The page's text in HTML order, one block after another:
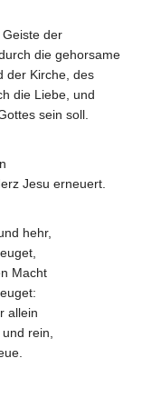
der
die gehorsame
der Kirche, des
die Liebe, und
sein soll.
Jesu erneuert.
hehr,
Macht
allein
rein,